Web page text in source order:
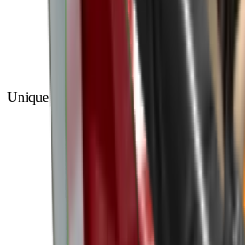
Unique(